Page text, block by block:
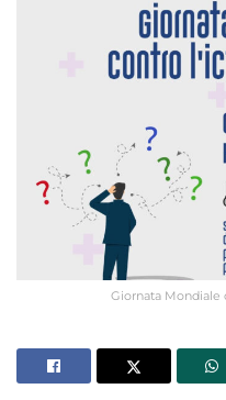
Giornata Mondiale